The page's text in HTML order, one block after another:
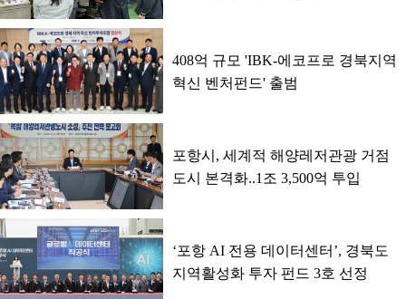
408억 규모 'IBK-에코프로 경북지역
혁신 벤처펀드' 출범
포항시, 세계적 해양레저관광 거점
도시 본격화..1조 3,500억 투입
‘포항 AI 전용 데이터센터’, 경북도
지역활성화 투자 펀드 3호 선정